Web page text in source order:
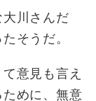
川さんだ
そうだ。
意見も言え
めに、無意